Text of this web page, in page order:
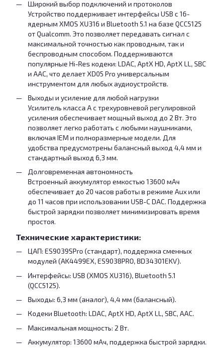
Широкий выбор подключений и протоколов
Устройство поддерживает интерфейсы USB с 16-
ядерным XMOS XU316 и Bluetooth 5.1 на базе QCC5125
от Qualcomm. Это позволяет передавать сигнал с
максимальной точностью как проводным, так и
беспроводным способом. Поддерживаются
популярные Hi-Res кодеки: LDAC, AptX HD, AptX LL, SBC
и AAC, что делает XD05 Pro универсальным
инструментом для любых аудиоустройств.
Выходы и усиление для любой нагрузки
Усилитель класса А с трехуровневой регулировкой
усиления обеспечивает мощный выход до 2 Вт. Это
позволяет легко работать с любыми наушниками,
включая IEM и полноразмерные модели. Для
удобства предусмотрены балансный выход 4,4 мм и
стандартный выход 6,3 мм.
Долговременная автономность
Встроенный аккумулятор емкостью 13600 мАч
обеспечивает до 20 часов работы в режиме Aux или
до 11 часов при использовании USB-C DAC. Поддержка
быстрой зарядки позволяет минимизировать время
простоя.
Технические характеристики:
ЦАП: ES9039SPro (стандарт), поддержка сменных
модулей (AK4499EX, ES9038PRO, BD34301EKV).
Интерфейсы: USB (XMOS XU316), Bluetooth 5.1
(QCC5125).
Выходы: 6,3 мм (аналог), 4,4 мм (балансный).
Кодеки Bluetooth: LDAC, AptX HD, AptX LL, SBC, AAC.
Максимальная мощность: 2 Вт.
Аккумулятор: 13600 мАч, поддержка быстрой зарядки.